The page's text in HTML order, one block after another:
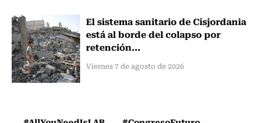
El sistema sanitario de Cisjordania
está al borde del colapso por
retención...
Viernes 7 de agosto de 2026